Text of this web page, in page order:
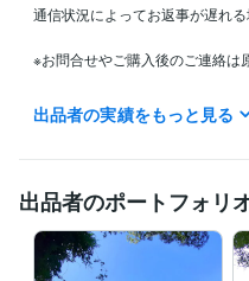
通信状況によってお返事が遅れ
※お問合せやご購入後のご連絡は
占い 思念伝達 回生術
出品者の実績をもっと見る
出品者のポートフォリ